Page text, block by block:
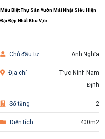
Mẫu Biệt Thự Sân Vườn Mái Nhật Siêu Hiện
Đại Đẹp Nhất Khu Vực
Chủ đầu tư Anh Nghĩa
Địa chỉ
Trực Ninh Nam
Định
Số tầng 2
Diện tích 400m2